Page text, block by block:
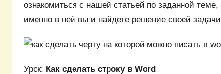
ознакомиться с нашей статьей по заданной
именно в ней вы и найдете решение своей
Урок: Как сделать строку в Word